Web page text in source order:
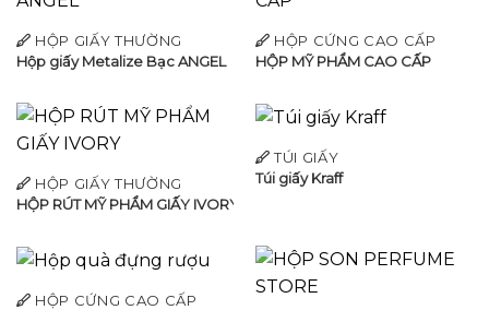
HỘP GIẤY THƯỜNG
Hộp giấy Metalize Bạc ANGEL
HỘP CỨNG CAO CẤP
HỘP MỸ PHẨM CAO CẤP
HỘP GIẤY THƯỜNG
HỘP RÚT MỸ PHẨM GIẤY IVORY
TÚI GIẤY
Túi giấy Kraff
HỘP CỨNG CAO CẤP